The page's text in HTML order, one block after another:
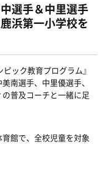
選手＆中里選手
浜第一小学校を
ック教育プログラム』
南選手、中里優選手、
普及コーチと一緒に足
館で、全校児童を対象